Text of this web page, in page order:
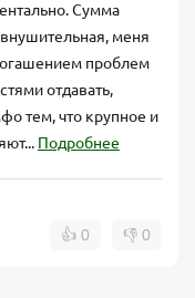
Сумма
меня
проблем
отдавать,
тем, что крупное и
Подробнее
👍 0 👎 0